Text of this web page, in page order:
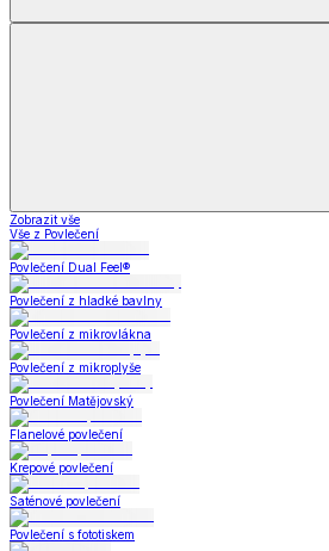
Zobrazit vše
Vše z Povlečení
Povlečení Dual Feel®
Povlečení z hladké bavlny
Povlečení z mikrovlákna
Povlečení z mikroplyše
Povlečení Matějovský
Flanelové povlečení
Krepové povlečení
Saténové povlečení
Povlečení s fototiskem